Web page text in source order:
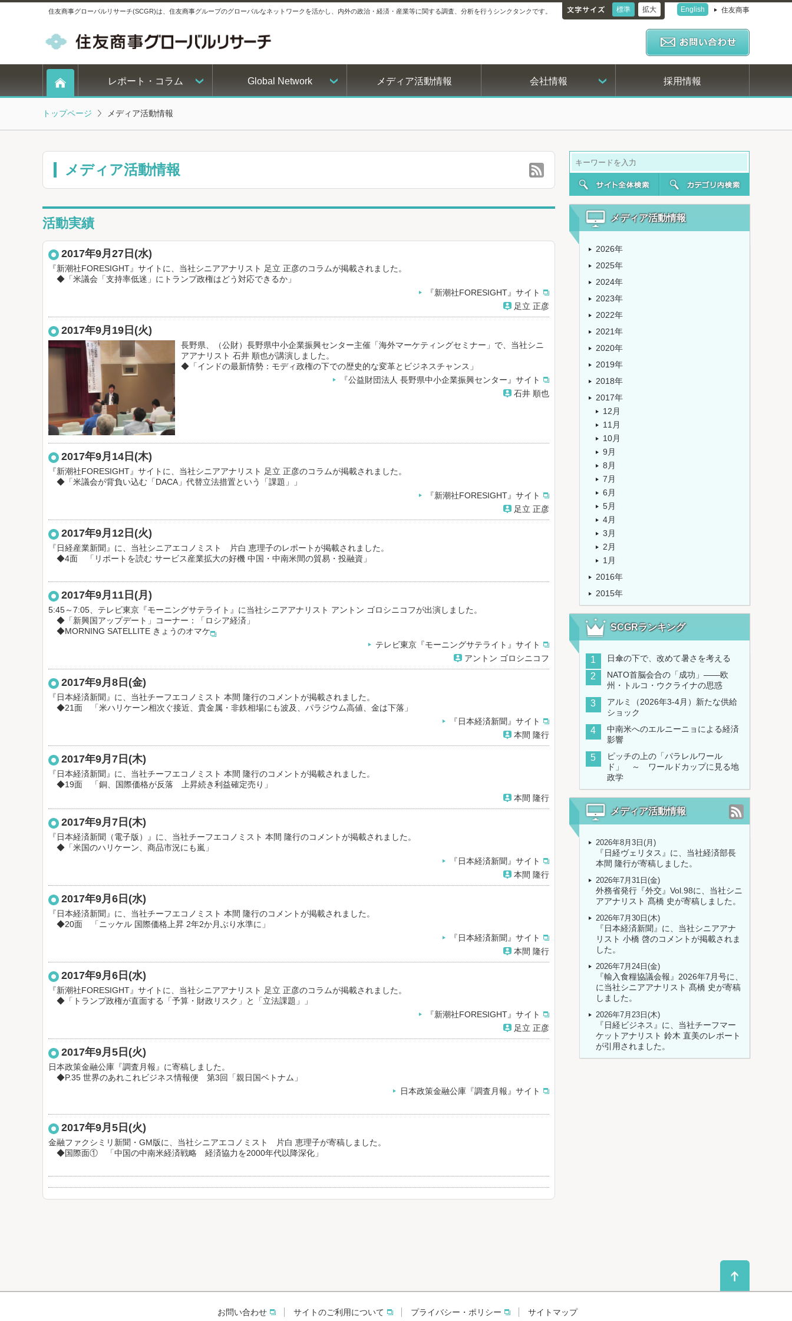
住友商事グローバルリサーチ(SCGR)は、住友商事グループのグローバルなネットワークを活かし、内外の政治・経済・産業等に関する調査、分析を行うシンクタンクです。 標準 拡大 English 住友商事
レポート・コラム Global Network メディア活動情報 会社情報 採用情報
トップページ メディア活動情報
メディア活動情報
活動実績
2017年9月27日(水)
『新潮社FORESIGHT』サイトに、当社シニアアナリスト 足立 正彦のコラムが掲載されました。
◆「米議会「支持率低迷」にトランプ政権はどう対応できるか」
『新潮社FORESIGHT』サイト
足立 正彦
2017年9月19日(火)
長野県、（公財）長野県中小企業振興センター主催「海外マーケティングセミナー」で、当社シニ
アアナリスト 石井 順也が講演しました。
◆「インドの最新情勢：モディ政権の下での歴史的な変革とビジネスチャンス」
『公益財団法人 長野県中小企業振興センター』サイト
石井 順也
2017年9月14日(木)
『新潮社FORESIGHT』サイトに、当社シニアアナリスト 足立 正彦のコラムが掲載されました。
◆「米議会が背負い込む「DACA」代替立法措置という「課題」」
『新潮社FORESIGHT』サイト
足立 正彦
2017年9月12日(火)
『日経産業新聞』に、当社シニアエコノミスト 片白 恵理子のレポートが掲載されました。
◆4面 「リポートを読む サービス産業拡大の好機 中国・中南米間の貿易・投融資」
2017年9月11日(月)
5:45～7:05、テレビ東京『モーニングサテライト』に当社シニアアナリスト アントン ゴロシニコフが出演しました。
◆「新興国アップデート」コーナー：「ロシア経済」
◆MORNING SATELLITE きょうのオマケ
テレビ東京『モーニングサテライト』サイト
アントン ゴロシニコフ
2017年9月8日(金)
『日本経済新聞』に、当社チーフエコノミスト 本間 隆行のコメントが掲載されました。
◆21面 「米ハリケーン相次ぐ接近、貴金属・非鉄相場にも波及、パラジウム高値、金は下落」
『日本経済新聞』サイト
本間 隆行
2017年9月7日(木)
『日本経済新聞』に、当社チーフエコノミスト 本間 隆行のコメントが掲載されました。
◆19面 「銅、国際価格が反落 上昇続き利益確定売り」
本間 隆行
2017年9月7日(木)
『日本経済新聞（電子版）』に、当社チーフエコノミスト 本間 隆行のコメントが掲載されました。
◆「米国のハリケーン、商品市況にも嵐」
『日本経済新聞』サイト
本間 隆行
2017年9月6日(水)
『日本経済新聞』に、当社チーフエコノミスト 本間 隆行のコメントが掲載されました。
◆20面 「ニッケル 国際価格上昇 2年2か月ぶり水準に」
『日本経済新聞』サイト
本間 隆行
2017年9月6日(水)
『新潮社FORESIGHT』サイトに、当社シニアアナリスト 足立 正彦のコラムが掲載されました。
◆「トランプ政権が直面する「予算・財政リスク」と「立法課題」」
『新潮社FORESIGHT』サイト
足立 正彦
2017年9月5日(火)
日本政策金融公庫『調査月報』に寄稿しました。
◆P.35 世界のあれこれビジネス情報便 第3回「親日国ベトナム」
日本政策金融公庫『調査月報』サイト
2017年9月5日(火)
金融ファクシミリ新聞・GM版に、当社シニアエコノミスト 片白 恵理子が寄稿しました。
◆国際面① 「中国の中南米経済戦略 経済協力を2000年代以降深化」
メディア活動情報
2026年
2025年
2024年
2023年
2022年
2021年
2020年
2019年
2018年
2017年
12月
11月
10月
9月
8月
7月
6月
5月
4月
3月
2月
1月
2016年
2015年
SCGRランキング
日傘の下で、改めて暑さを考える
NATO首脳会合の「成功」――欧
州・トルコ・ウクライナの思惑
アルミ（2026年3-4月）新たな供給
ショック
中南米へのエルニーニョによる経済
影響
ピッチの上の「パラレルワール
ド」 ～ ワールドカップに見る地
政学
メディア活動情報
2026年8月3日(月)
『日経ヴェリタス』に、当社経済部長
本間 隆行が寄稿しました。
2026年7月31日(金)
外務省発行『外交』Vol.98に、当社シニ
アアナリスト 髙橋 史が寄稿しました。
2026年7月30日(木)
『日本経済新聞』に、当社シニアアナ
リスト 小橋 啓のコメントが掲載されま
した。
2026年7月24日(金)
『輸入食糧協議会報』2026年7月号に、
に当社シニアアナリスト 髙橋 史が寄稿
しました。
2026年7月23日(木)
『日経ビジネス』に、当社チーフマー
ケットアナリスト 鈴木 直美のレポート
が引用されました。
お問い合わせ サイトのご利用について プライバシー・ポリシー サイトマップ